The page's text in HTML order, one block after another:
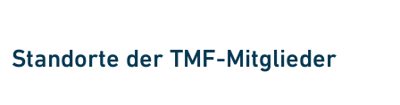
Standorte der TMF-Mitglieder